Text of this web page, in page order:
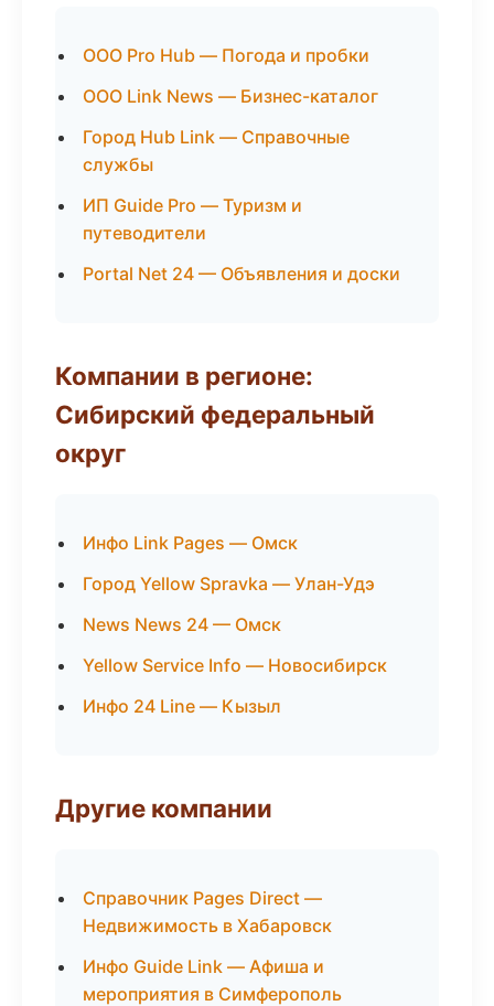
ООО Pro Hub — Погода и пробки
ООО Link News — Бизнес-каталог
Город Hub Link — Справочные
службы
ИП Guide Pro — Туризм и
путеводители
Portal Net 24 — Объявления и доски
Компании в регионе:
Сибирский федеральный
округ
Инфо Link Pages — Омск
Город Yellow Spravka — Улан-Удэ
News News 24 — Омск
Yellow Service Info — Новосибирск
Инфо 24 Line — Кызыл
Другие компании
Справочник Pages Direct —
Недвижимость в Хабаровск
Инфо Guide Link — Афиша и
мероприятия в Симферополь